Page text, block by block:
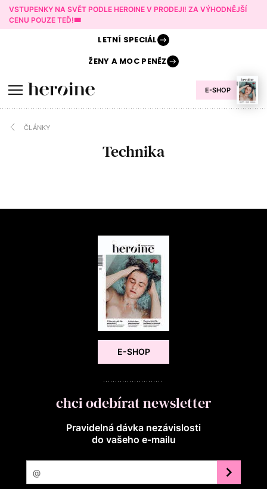
VSTUPENKY NA SVĚT PODLE HEROINE V PRODEJI! ZA VÝHODNĚJŠÍ
CENU POUZE TEĎ!🎟️
E-SHOP
LETNÍ SPECIÁL
ŽENY AMOC PENĚZ
ČLÁNKY
Technika
E-SHOP
chci odebírat newsletter
Pravidelná dávka nezávislosti
do vašeho e‑mailu